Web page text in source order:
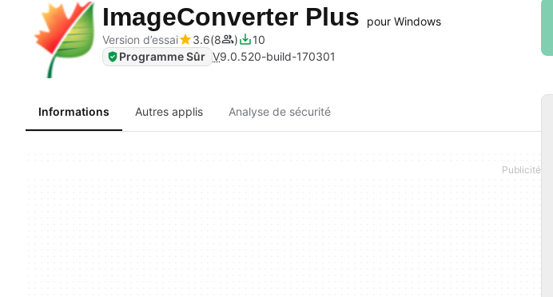
ImageConverter Plus
pour Windows
Version d’essai
3.6 8
10
Programme Sûr V9.0.520-build-170301
Informations Autres applis Analyse de sécurité